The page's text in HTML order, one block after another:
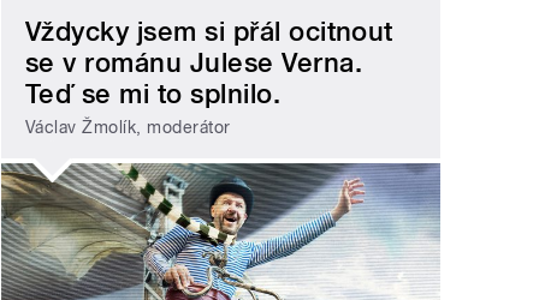
Vždycky jsem si přál ocitnout
se v románu Julese Verna.
Teď se mi to splnilo.